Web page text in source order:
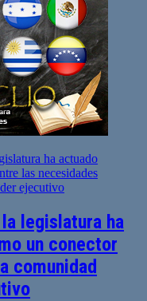
legislatura ha
un conector
comunidad